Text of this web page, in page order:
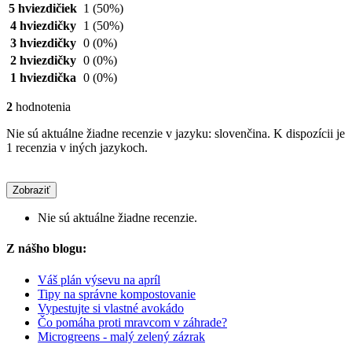
5 hviezdičiek 1 (50%)
4 hviezdičky
1 (50%)
3 hviezdičky 0 (0%)
2 hviezdičky 0 (0%)
1 hviezdička 0 (0%)
2 hodnotenia
Nie sú aktuálne žiadne recenzie v jazyku: slovenčina. K dispozícii je
1 recenzia v iných jazykoch.
Zobraziť
Nie sú aktuálne žiadne recenzie.
Z nášho blogu:
Váš plán výsevu na apríl
Tipy na správne kompostovanie
Vypestujte si vlastné avokádo
Čo pomáha proti mravcom v záhrade?
Microgreens - malý zelený zázrak